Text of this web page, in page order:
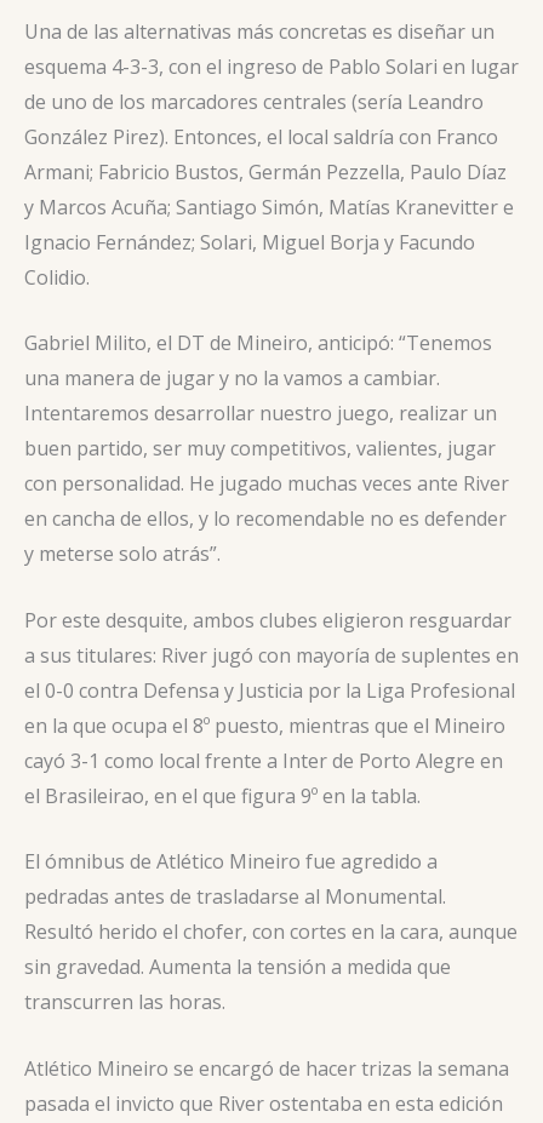
Una de las alternativas más concretas es diseñar un
esquema 4-3-3, con el ingreso de Pablo Solari en lugar
de uno de los marcadores centrales (sería Leandro
González Pirez). Entonces, el local saldría con Franco
Armani; Fabricio Bustos, Germán Pezzella, Paulo Díaz
y Marcos Acuña; Santiago Simón, Matías Kranevitter e
Ignacio Fernández; Solari, Miguel Borja y Facundo
Colidio.
Gabriel Milito, el DT de Mineiro, anticipó: “Tenemos
una manera de jugar y no la vamos a cambiar.
Intentaremos desarrollar nuestro juego, realizar un
buen partido, ser muy competitivos, valientes, jugar
con personalidad. He jugado muchas veces ante River
en cancha de ellos, y lo recomendable no es defender
y meterse solo atrás”.
Por este desquite, ambos clubes eligieron resguardar
a sus titulares: River jugó con mayoría de suplentes en
el 0-0 contra Defensa y Justicia por la Liga Profesional
en la que ocupa el 8º puesto, mientras que el Mineiro
cayó 3-1 como local frente a Inter de Porto Alegre en
el Brasileirao, en el que figura 9º en la tabla.
El ómnibus de Atlético Mineiro fue agredido a
pedradas antes de trasladarse al Monumental.
Resultó herido el chofer, con cortes en la cara, aunque
sin gravedad. Aumenta la tensión a medida que
transcurren las horas.
Atlético Mineiro se encargó de hacer trizas la semana
pasada el invicto que River ostentaba en esta edición